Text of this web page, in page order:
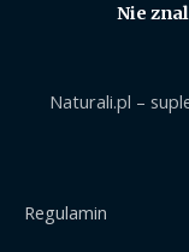
Nie
Naturali.pl –
Regulamin